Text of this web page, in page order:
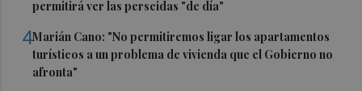
permitirá ver las perseidas "de día"
4Marián Cano: "No permitiremos ligar los apartamentos
turísticos a un problema de vivienda que el Gobierno no
afronta"